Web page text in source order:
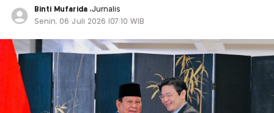
Binti Mufarida ,Jurnalis
Senin, 06 Juli 2026 |07:10 WIB